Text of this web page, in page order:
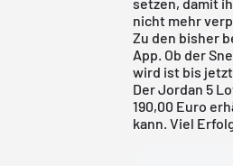
nicht mehr
Zu den bisher
App . Ob der
wird ist bis
Der Jordan 5
190,00 Euro
kann. Viel